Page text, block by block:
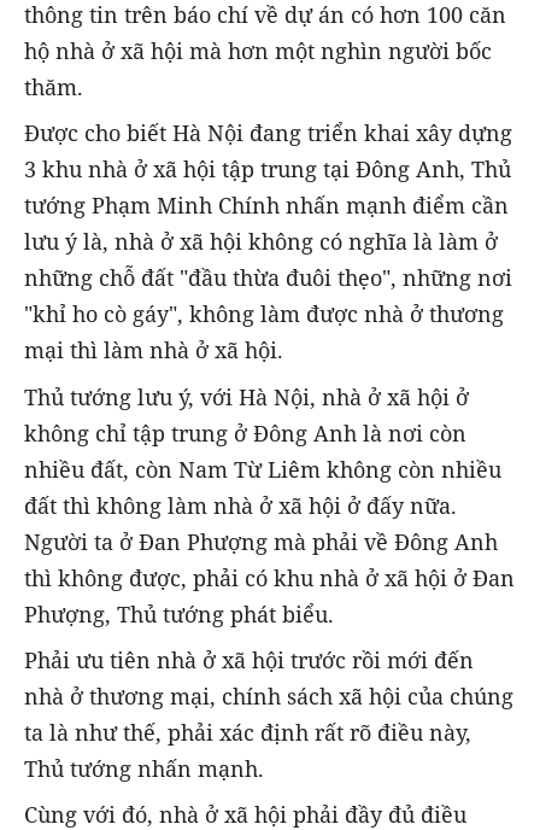
thông tin trên báo chí về dự án có hơn 100 căn
hộ nhà ở xã hội mà hơn một nghìn người bốc
thăm.
Được cho biết Hà Nội đang triển khai xây dựng
3 khu nhà ở xã hội tập trung tại Đông Anh, Thủ
tướng Phạm Minh Chính nhấn mạnh điểm cần
lưu ý là, nhà ở xã hội không có nghĩa là làm ở
những chỗ đất "đầu thừa đuôi thẹo", những nơi
"khỉ ho cò gáy", không làm được nhà ở thương
mại thì làm nhà ở xã hội.
Thủ tướng lưu ý, với Hà Nội, nhà ở xã hội ở
không chỉ tập trung ở Đông Anh là nơi còn
nhiều đất, còn Nam Từ Liêm không còn nhiều
đất thì không làm nhà ở xã hội ở đấy nữa.
Người ta ở Đan Phượng mà phải về Đông Anh
thì không được, phải có khu nhà ở xã hội ở Đan
Phượng, Thủ tướng phát biểu.
Phải ưu tiên nhà ở xã hội trước rồi mới đến
nhà ở thương mại, chính sách xã hội của chúng
ta là như thế, phải xác định rất rõ điều này,
Thủ tướng nhấn mạnh.
Cùng với đó, nhà ở xã hội phải đầy đủ điều